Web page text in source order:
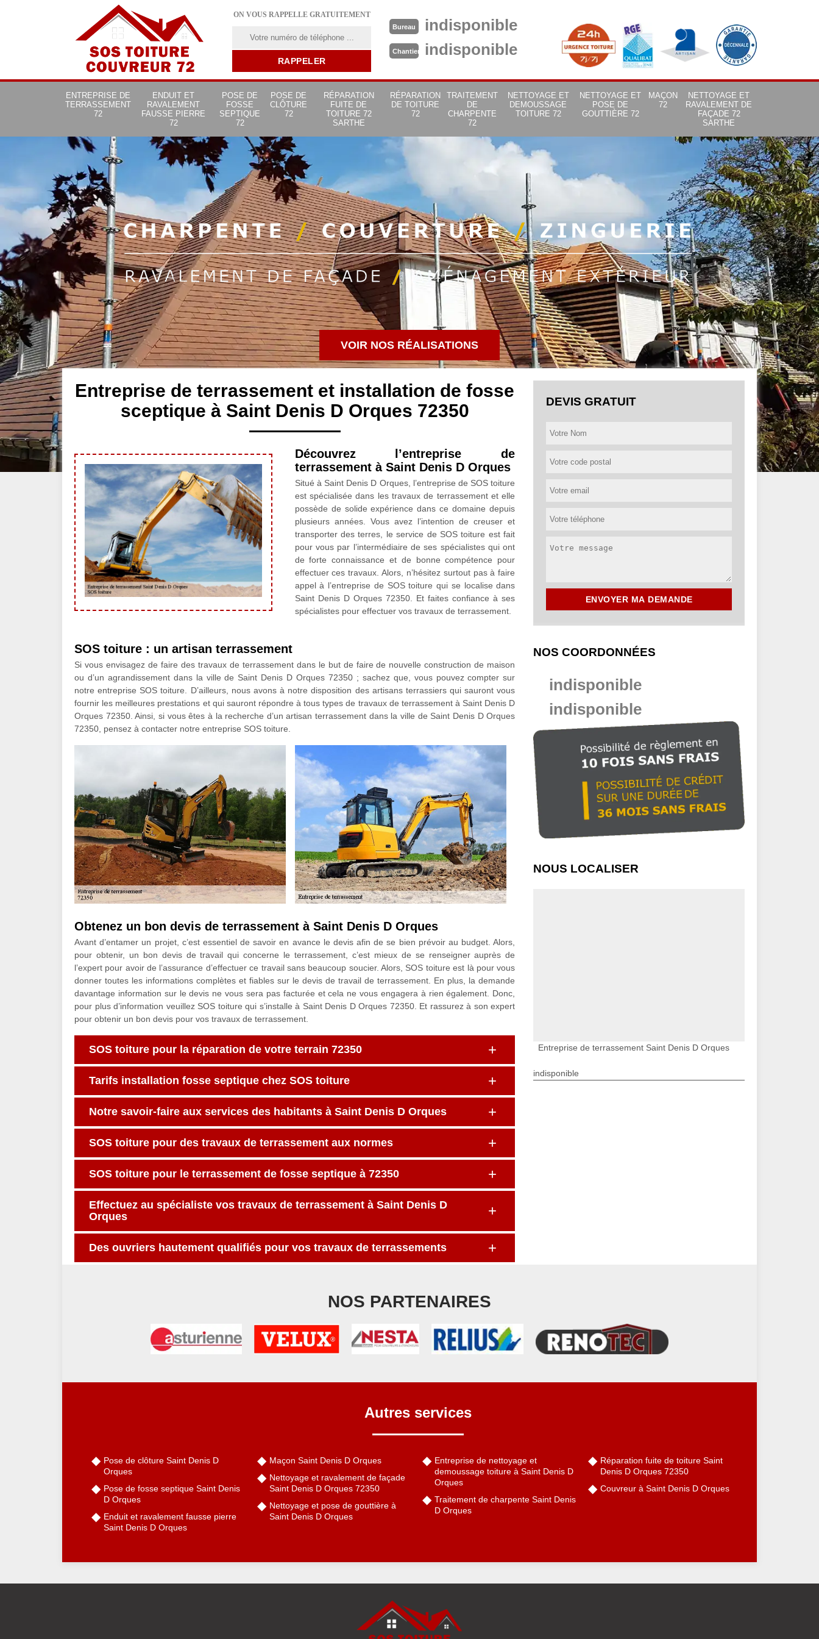
ON VOUS RAPPELLE GRATUITEMENT
Bureau indisponible
Chantier indisponible
ENTREPRISE DE
TERRASSEMENT
72
ENDUIT ET
RAVALEMENT
FAUSSE PIERRE
72
POSE DE
FOSSE
SEPTIQUE
72
POSE DE
CLÔTURE
72
RÉPARATION
FUITE DE
TOITURE 72
SARTHE
RÉPARATION
DE TOITURE
72
TRAITEMENT
DE
CHARPENTE
72
NETTOYAGE ET
DEMOUSSAGE
TOITURE 72
NETTOYAGE ET
POSE DE
GOUTTIÈRE 72
MAÇON
72
NETTOYAGE ET
RAVALEMENT DE
FAÇADE 72
SARTHE
VOIR NOS RÉALISATIONS
Entreprise de terrassement et installation de fosse
sceptique à Saint Denis D Orques 72350
Découvrez l’entreprise de
terrassement à Saint Denis D Orques
Situé à Saint Denis D Orques, l’entreprise de SOS toiture
est spécialisée dans les travaux de terrassement et elle
possède de solide expérience dans ce domaine depuis
plusieurs années. Vous avez l’intention de creuser et
transporter des terres, le service de SOS toiture est fait
pour vous par l’intermédiaire de ses spécialistes qui ont
de forte connaissance et de bonne compétence pour
effectuer ces travaux. Alors, n’hésitez surtout pas à faire
appel à l’entreprise de SOS toiture qui se localise dans
Saint Denis D Orques 72350. Et faites confiance à ses
spécialistes pour effectuer vos travaux de terrassement.
SOS toiture : un artisan terrassement
Si vous envisagez de faire des travaux de terrassement dans le but de faire de nouvelle construction de maison
ou d’un agrandissement dans la ville de Saint Denis D Orques 72350 ; sachez que, vous pouvez compter sur
notre entreprise SOS toiture. D’ailleurs, nous avons à notre disposition des artisans terrassiers qui sauront vous
fournir les meilleures prestations et qui sauront répondre à tous types de travaux de terrassement à Saint Denis D
Orques 72350. Ainsi, si vous êtes à la recherche d’un artisan terrassement dans la ville de Saint Denis D Orques
72350, pensez à contacter notre entreprise SOS toiture.
Obtenez un bon devis de terrassement à Saint Denis D Orques
Avant d’entamer un projet, c’est essentiel de savoir en avance le devis afin de se bien prévoir au budget. Alors,
pour obtenir, un bon devis de travail qui concerne le terrassement, c’est mieux de se renseigner auprès de
l’expert pour avoir de l’assurance d’effectuer ce travail sans beaucoup soucier. Alors, SOS toiture est là pour vous
donner toutes les informations complètes et fiables sur le devis de travail de terrassement. En plus, la demande
davantage information sur le devis ne vous sera pas facturée et cela ne vous engagera à rien également. Donc,
pour plus d’information veuillez SOS toiture qui s’installe à Saint Denis D Orques 72350. Et rassurez à son expert
pour obtenir un bon devis pour vos travaux de terrassement.
SOS toiture pour la réparation de votre terrain 72350
Tarifs installation fosse septique chez SOS toiture
Notre savoir-faire aux services des habitants à Saint Denis D Orques
SOS toiture pour des travaux de terrassement aux normes
SOS toiture pour le terrassement de fosse septique à 72350
Effectuez au spécialiste vos travaux de terrassement à Saint Denis D
Orques
Des ouvriers hautement qualifiés pour vos travaux de terrassements
DEVIS GRATUIT
NOS COORDONNÉES
indisponible
indisponible
NOUS LOCALISER
Entreprise de terrassement Saint Denis D Orques
indisponible
NOS PARTENAIRES
Autres services
Pose de clôture Saint Denis D
Orques
Pose de fosse septique Saint Denis
D Orques
Enduit et ravalement fausse pierre
Saint Denis D Orques
Maçon Saint Denis D Orques
Nettoyage et ravalement de façade
Saint Denis D Orques 72350
Nettoyage et pose de gouttière à
Saint Denis D Orques
Entreprise de nettoyage et
demoussage toiture à Saint Denis D
Orques
Traitement de charpente Saint Denis
D Orques
Réparation fuite de toiture Saint
Denis D Orques 72350
Couvreur à Saint Denis D Orques